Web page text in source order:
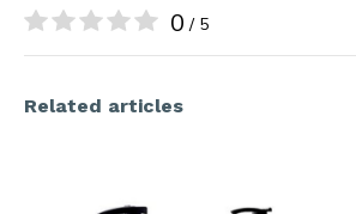
0 / 5
Related articles